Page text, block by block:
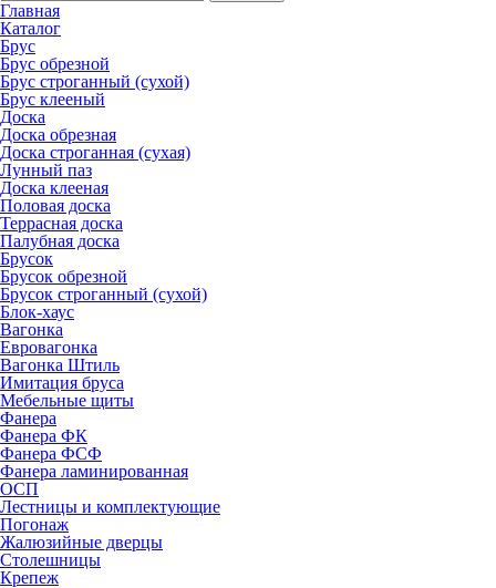
Главная
Каталог
Брус
Брус обрезной
Брус строганный (сухой)
Брус клееный
Доска
Доска обрезная
Доска строганная (сухая)
Лунный паз
Доска клееная
Половая доска
Террасная доска
Палубная доска
Брусок
Брусок обрезной
Брусок строганный (сухой)
Блок-хаус
Вагонка
Евровагонка
Вагонка Штиль
Имитация бруса
Мебельные щиты
Фанера
Фанера ФК
Фанера ФСФ
Фанера ламинированная
ОСП
Лестницы и комплектующие
Погонаж
Жалюзийные дверцы
Столешницы
Крепеж